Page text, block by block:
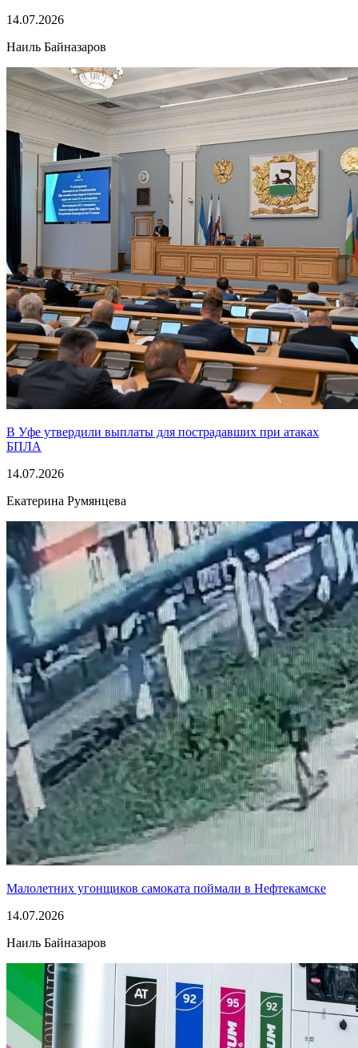
14.07.2026
Наиль Байназаров
В Уфе утвердили выплаты для пострадавших при атаках
БПЛА
14.07.2026
Екатерина Румянцева
Малолетних угонщиков самоката поймали в Нефтекамске
14.07.2026
Наиль Байназаров